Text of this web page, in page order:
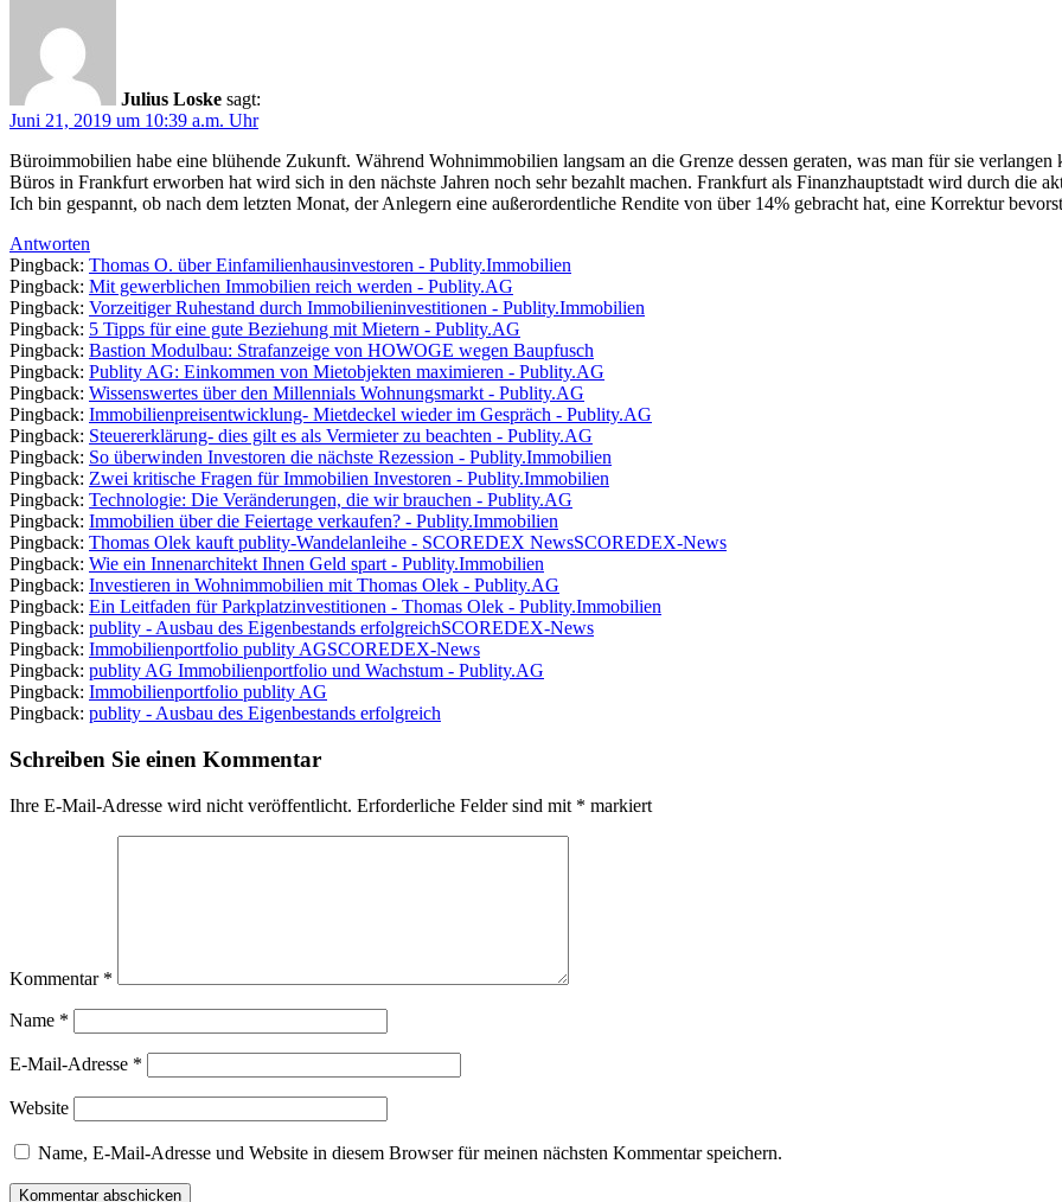
Julius Loske sagt:
Juni 21, 2019 um 10:39 a.m. Uhr
Büroimmobilien habe eine blühende Zukunft. Während Wohnimmobilien langsam an die Grenze dessen geraten, was man für sie
Büros in Frankfurt erworben hat wird sich in den nächste Jahren noch sehr bezahlt machen. Frankfurt als Finanzhauptstadt wird durch die
Ich bin gespannt, ob nach dem letzten Monat, der Anlegern eine außerordentliche Rendite von über 14% gebracht hat, eine Korrektur
Antworten
Pingback: Thomas O. über Einfamilienhausinvestoren - Publity.Immobilien
Pingback: Mit gewerblichen Immobilien reich werden - Publity.AG
Pingback: Vorzeitiger Ruhestand durch Immobilieninvestitionen - Publity.Immobilien
Pingback: 5 Tipps für eine gute Beziehung mit Mietern - Publity.AG
Pingback: Bastion Modulbau: Strafanzeige von HOWOGE wegen Baupfusch
Pingback: Publity AG: Einkommen von Mietobjekten maximieren - Publity.AG
Pingback: Wissenswertes über den Millennials Wohnungsmarkt - Publity.AG
Pingback: Immobilienpreisentwicklung- Mietdeckel wieder im Gespräch - Publity.AG
Pingback: Steuererklärung- dies gilt es als Vermieter zu beachten - Publity.AG
Pingback: So überwinden Investoren die nächste Rezession - Publity.Immobilien
Pingback: Zwei kritische Fragen für Immobilien Investoren - Publity.Immobilien
Pingback: Technologie: Die Veränderungen, die wir brauchen - Publity.AG
Pingback: Immobilien über die Feiertage verkaufen? - Publity.Immobilien
Pingback: Thomas Olek kauft publity-Wandelanleihe - SCOREDEX NewsSCOREDEX-News
Pingback: Wie ein Innenarchitekt Ihnen Geld spart - Publity.Immobilien
Pingback: Investieren in Wohnimmobilien mit Thomas Olek - Publity.AG
Pingback: Ein Leitfaden für Parkplatzinvestitionen - Thomas Olek - Publity.Immobilien
Pingback: publity - Ausbau des Eigenbestands erfolgreichSCOREDEX-News
Pingback: Immobilienportfolio publity AGSCOREDEX-News
Pingback: publity AG Immobilienportfolio und Wachstum - Publity.AG
Pingback: Immobilienportfolio publity AG
Pingback: publity - Ausbau des Eigenbestands erfolgreich
Schreiben Sie einen Kommentar
Ihre E-Mail-Adresse wird nicht veröffentlicht. Erforderliche Felder sind mit * markiert
Kommentar *
Name *
E-Mail-Adresse *
Website
Name, E-Mail-Adresse und Website in diesem Browser für meinen nächsten Kommentar speichern.